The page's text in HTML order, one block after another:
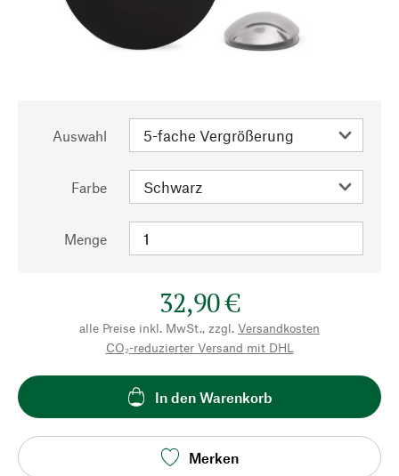
Auswahl
Farbe
Menge
32,90 €
alle Preise inkl. MwSt., zzgl. Versandkosten
CO₂-reduzierter Versand mit DHL
In den Warenkorb
Merken